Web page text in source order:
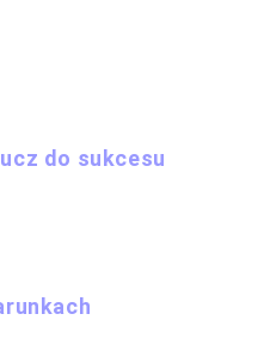
do sukcesu